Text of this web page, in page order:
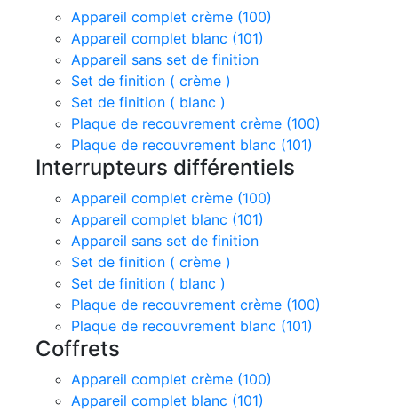
Appareil complet crème (100)
Appareil complet blanc (101)
Appareil sans set de finition
Set de finition ( crème )
Set de finition ( blanc )
Plaque de recouvrement crème (100)
Plaque de recouvrement blanc (101)
Interrupteurs différentiels
Appareil complet crème (100)
Appareil complet blanc (101)
Appareil sans set de finition
Set de finition ( crème )
Set de finition ( blanc )
Plaque de recouvrement crème (100)
Plaque de recouvrement blanc (101)
Coffrets
Appareil complet crème (100)
Appareil complet blanc (101)